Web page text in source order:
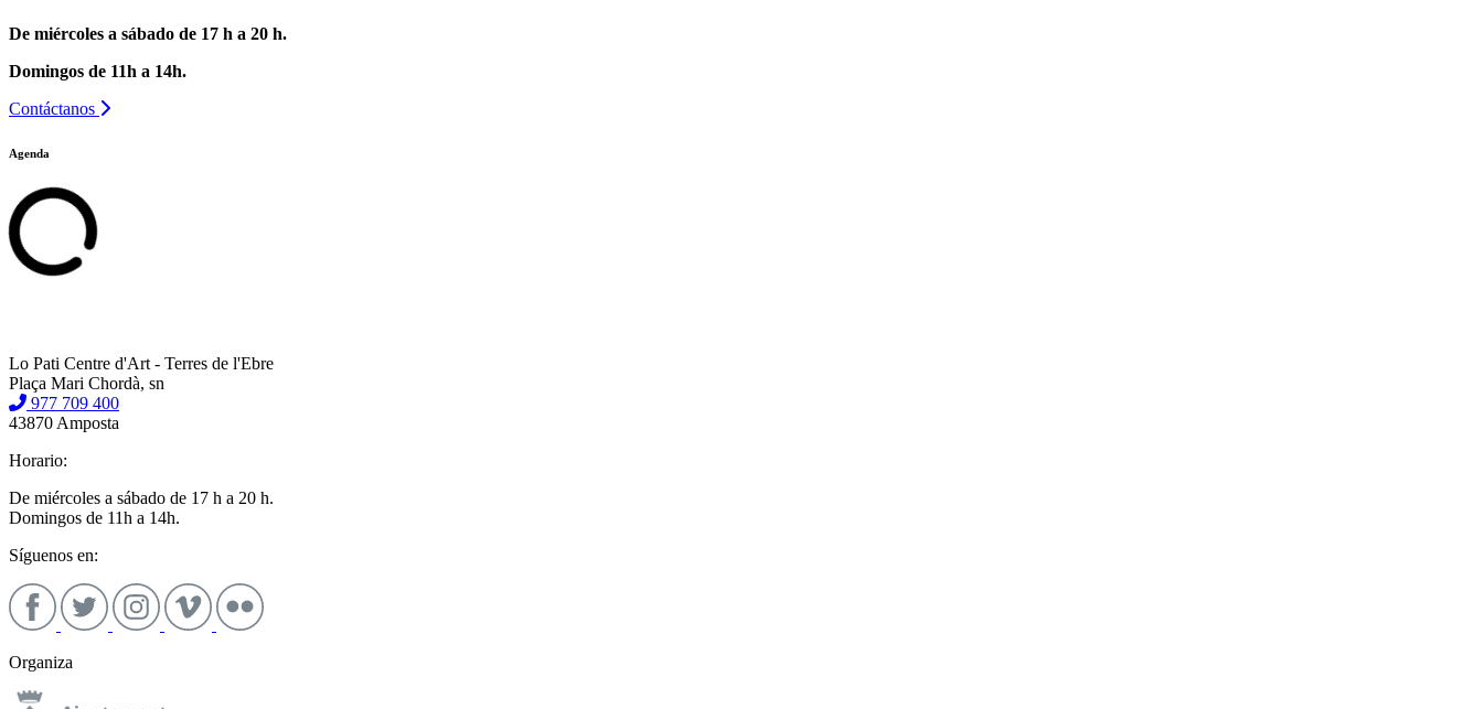
De miércoles a sábado de 17 h a 20 h.
Domingos de 11h a 14h.
Contáctanos
Agenda
Lo Pati Centre d'Art - Terres de l'Ebre
Plaça Mari Chordà, sn
977 709 400
43870 Amposta
Horario:
De miércoles a sábado de 17 h a 20 h.
Domingos de 11h a 14h.
Síguenos en:
Organiza